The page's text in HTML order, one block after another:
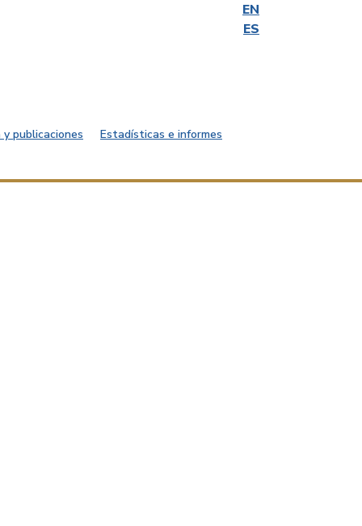
EN
ES
publicaciones Estadísticas e informes